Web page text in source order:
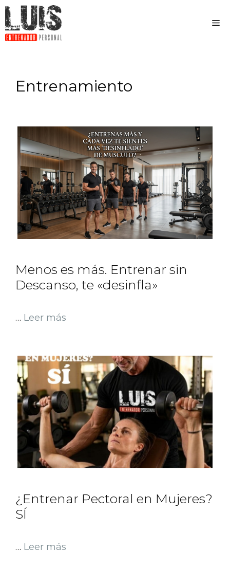
Entrenamiento
Menos es más. Entrenar sin
Descanso, te «desinfla»
… Leer más
¿Entrenar Pectoral en Mujeres?
SÍ
… Leer más